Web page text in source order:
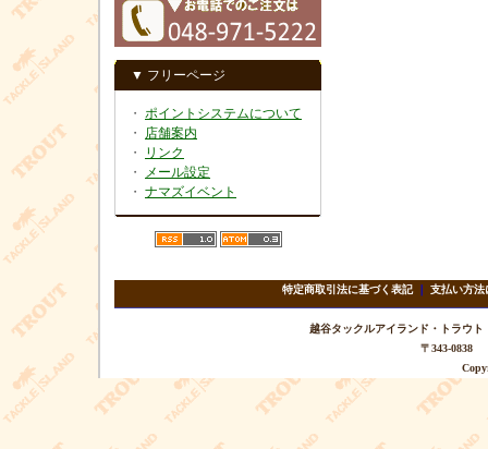
▼ フリーページ
・ ポイントシステムについて
・ 店舗案内
・
リンク
・
メール設定
・ ナマズイベント
特定商取引法に基づく表記｜ 支払い方法
越谷タックルアイランド・トラ
〒343-0838